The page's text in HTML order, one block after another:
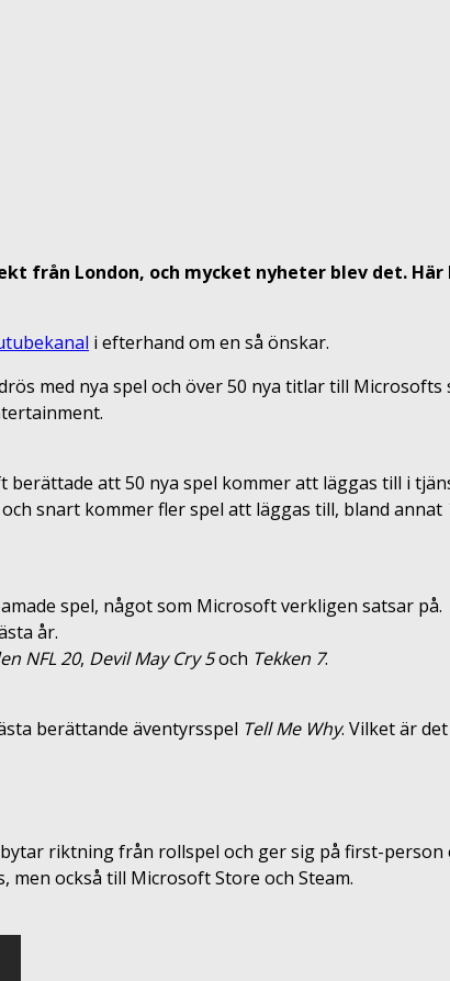
från London, och mycket nyheter blev det.
i efterhand om en så önskar.
med nya spel och över 50 nya titlar till
att 50 nya spel kommer att läggas till i
snart kommer fler spel att läggas till, bland annat
spel, något som Microsoft verkligen satsar på.
år.
NFL 20, Devil May Cry 5och Tekken 7.
berättande äventyrsspel Tell Me Why. Vilket är
riktning från rollspel och ger sig på first-person
men också till Microsoft Store och Steam.